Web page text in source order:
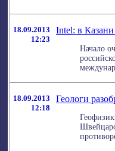
18.09.2013
12:23
Intel: в
Начало
18.09.2013
12:18
Геологи